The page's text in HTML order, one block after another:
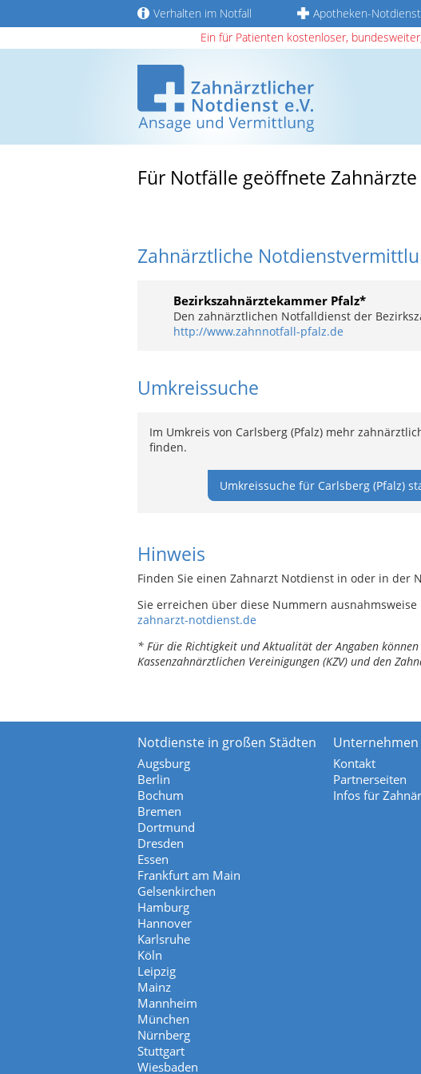
Verhalten im Notfall Apotheken-Notdienst
Ein für Patienten kostenloser,
Für Notfälle geöffnete
Zahnärztliche
Bezirkszahnärztekammer Pfalz*
Den zahnärztlichen Notfalldienst der
http://www.zahnnotfall-pfalz.de
Umkreissuche
Im Umkreis von Carlsberg (Pfalz) mehr
finden.
Umkreissuche für Carlsberg (Pfalz)
Hinweis
Finden Sie einen Zahnarzt Notdienst in oder in der
Sie erreichen über diese Nummern
zahnarzt-notdienst.de
* Für die Richtigkeit und Aktualität der Angaben
Kassenzahnärztlichen Vereinigungen (KZV) und den
Notdienste in großen Städten
Augsburg
Berlin
Bochum
Bremen
Dortmund
Dresden
Essen
Frankfurt am Main
Gelsenkirchen
Hamburg
Hannover
Karlsruhe
Köln
Leipzig
Mainz
Mannheim
München
Nürnberg
Stuttgart
Wiesbaden
Unternehmen
Kontakt
Partnerseiten
Infos für